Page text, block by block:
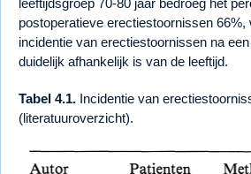
postoperatieve erectiestoornissen 66%,
incidentie van erectiestoornissen na
duidelijk afhankelijk is van de leeftijd.
Tabel 4.1. Incidentie van
(literatuuroverzicht).